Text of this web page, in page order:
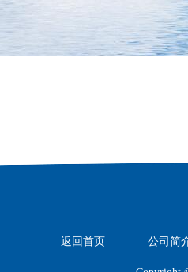
返回首页 公司简